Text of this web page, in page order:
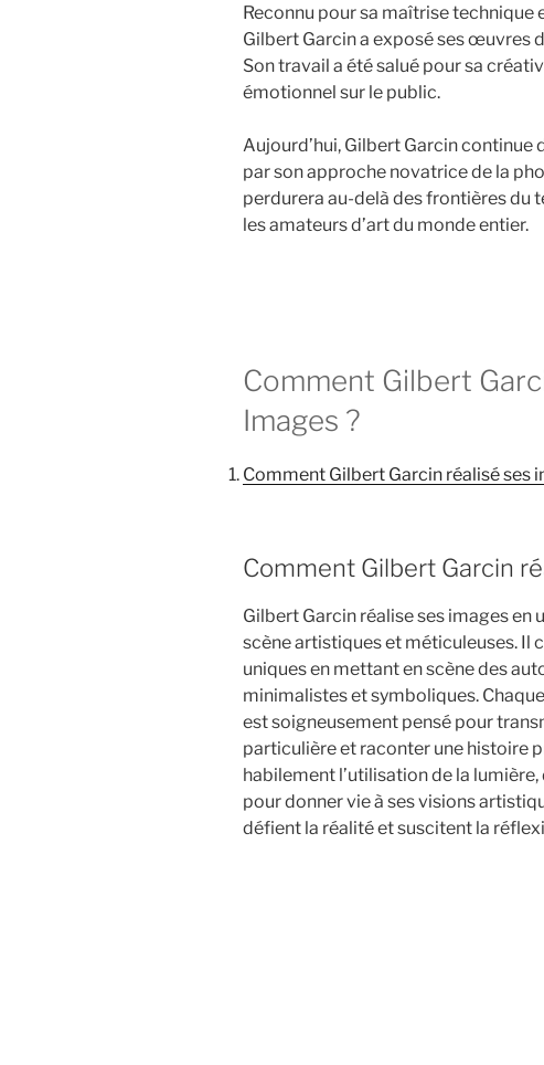
Reconnu pour sa maîtrise technique
Gilbert Garcin a exposé ses œuvres
Son travail a été salué pour sa
émotionnel sur le public.
Aujourd’hui, Gilbert Garcin continue
par son approche novatrice de la
perdurera au-delà des frontières du
les amateurs d’art du monde entier.
Comment Gilbert
Images ?
Comment Gilbert Garcin réalisé ses
Comment Gilbert Garcin
Gilbert Garcin réalise ses images en
scène artistiques et méticuleuses. Il
uniques en mettant en scène des
minimalistes et symboliques.
est soigneusement pensé pour
particulière et raconter une histoire
habilement l’utilisation de la
pour donner vie à ses visions
défient la réalité et suscitent la